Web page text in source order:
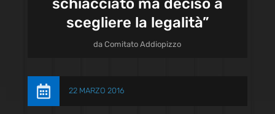
schiacciato ma deciso a
scegliere la legalità”
daComitato Addiopizzo
 22 MARZO 2016